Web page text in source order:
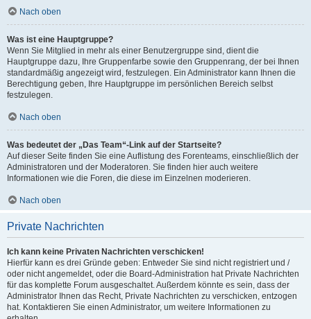
Nach oben
Was ist eine Hauptgruppe?
Wenn Sie Mitglied in mehr als einer Benutzergruppe sind, dient die
Hauptgruppe dazu, Ihre Gruppenfarbe sowie den Gruppenrang, der bei Ihnen
standardmäßig angezeigt wird, festzulegen. Ein Administrator kann Ihnen die
Berechtigung geben, Ihre Hauptgruppe im persönlichen Bereich selbst
festzulegen.
Nach oben
Was bedeutet der „Das Team“-Link auf der Startseite?
Auf dieser Seite finden Sie eine Auflistung des Forenteams, einschließlich der
Administratoren und der Moderatoren. Sie finden hier auch weitere
Informationen wie die Foren, die diese im Einzelnen moderieren.
Nach oben
Private Nachrichten
Ich kann keine Privaten Nachrichten verschicken!
Hierfür kann es drei Gründe geben: Entweder Sie sind nicht registriert und /
oder nicht angemeldet, oder die Board-Administration hat Private Nachrichten
für das komplette Forum ausgeschaltet. Außerdem könnte es sein, dass der
Administrator Ihnen das Recht, Private Nachrichten zu verschicken, entzogen
hat. Kontaktieren Sie einen Administrator, um weitere Informationen zu